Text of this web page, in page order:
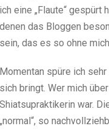
ich eine „Flaute“ gespürt
denen das Bloggen
sein, das es so ohne
Momentan spüre ich
sich bringt. Wer mich
Shiatsupraktikerin war.
„normal“, so